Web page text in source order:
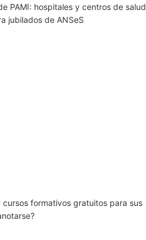
PAMI: hospitales y centros de salud
jubilados de ANSeS
cursos formativos gratuitos para sus